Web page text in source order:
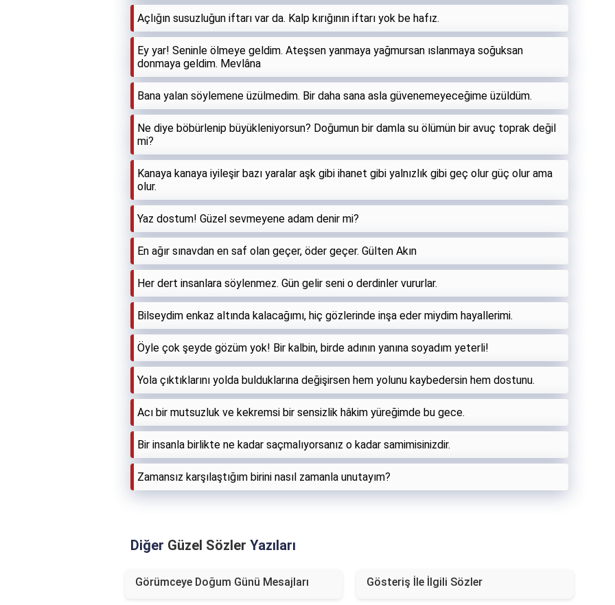
Açlığın susuzluğun iftarı var da. Kalp kırığının iftarı yok be hafız.
Ey yar! Seninle ölmeye geldim. Ateşsen yanmaya yağmursan ıslanmaya soğuksan
donmaya geldim. Mevlâna
Bana yalan söylemene üzülmedim. Bir daha sana asla güvenemeyeceğime üzüldüm.
Ne diye böbürlenip büyükleniyorsun? Doğumun bir damla su ölümün bir avuç toprak değil
mi?
Kanaya kanaya iyileşir bazı yaralar aşk gibi ihanet gibi yalnızlık gibi geç olur güç olur ama
olur.
Yaz dostum! Güzel sevmeyene adam denir mi?
En ağır sınavdan en saf olan geçer, öder geçer. Gülten Akın
Her dert insanlara söylenmez. Gün gelir seni o derdinler vururlar.
Bilseydim enkaz altında kalacağımı, hiç gözlerinde inşa eder miydim hayallerimi.
Öyle çok şeyde gözüm yok! Bir kalbin, birde adının yanına soyadım yeterli!
Yola çıktıklarını yolda bulduklarına değişirsen hem yolunu kaybedersin hem dostunu.
Acı bir mutsuzluk ve kekremsi bir sensizlik hâkim yüreğimde bu gece.
Bir insanla birlikte ne kadar saçmalıyorsanız o kadar samimisinizdir.
Zamansız karşılaştığım birini nasıl zamanla unutayım?
Diğer Güzel Sözler Yazıları
Görümceye Doğum Günü Mesajları Gösteriş İle İlgili Sözler